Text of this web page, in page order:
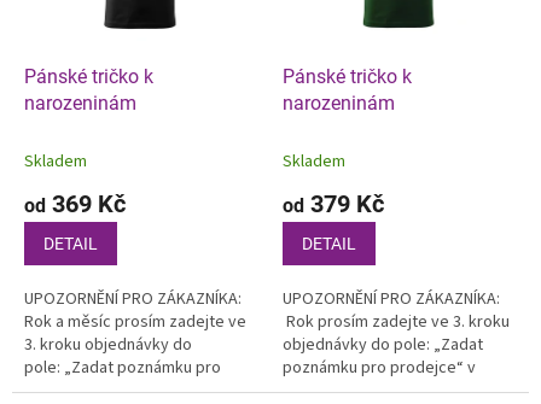
Pánské tričko k
narozeninám
Skladem
od 369 Kč
DETAIL
UPOZORNĚNÍ PRO ZÁKAZNÍKA:
Rok a měsíc prosím zadejte ve
3. kroku objednávky do
pole: „Zadat poznámku pro
prodejce“ v košíku.
Pánské tričko k
narozeninám
Skladem
od 379 Kč
DETAIL
UPOZORNĚNÍ PRO ZÁKAZNÍKA:
Rok prosím zadejte ve 3. kroku
objednávky do pole: „Zadat
poznámku pro prodejce“ v
košíku